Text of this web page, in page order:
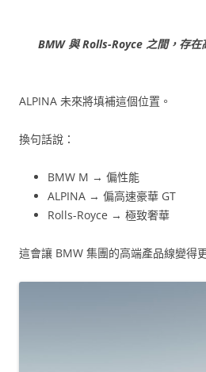
BMW 與 Rolls-Royce 之間，存在
ALPINA 未來將填補這個位置。
換句話說：
BMW M → 偏性能
ALPINA → 偏高速豪華 GT
Rolls-Royce → 極致奢華
這會讓 BMW 集團的高端產品線變得